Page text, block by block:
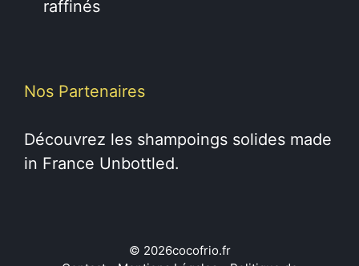
raffinés
Nos Partenaires
Découvrez les shampoings solides made
in France Unbottled.
© 2026cocofrio.fr